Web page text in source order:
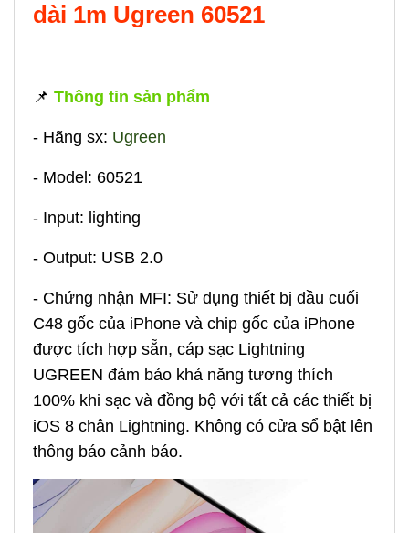
dài 1m Ugreen 60521
📌 Thông tin sản phẩm
- Hãng sx: Ugreen
- Model: 60521
- Input: lighting
- Output: USB 2.0
- Chứng nhận MFI: Sử dụng thiết bị đầu cuối
C48 gốc của iPhone và chip gốc của iPhone
được tích hợp sẵn, cáp sạc Lightning
UGREEN đảm bảo khả năng tương thích
100% khi sạc và đồng bộ với tất cả các thiết bị
iOS 8 chân Lightning. Không có cửa sổ bật lên
thông báo cảnh báo.